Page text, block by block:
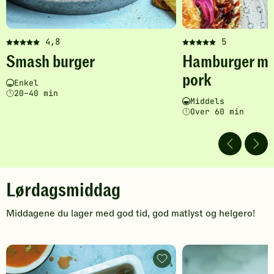
4,8
Denne
oppskriften
fått
5
din
vurdering.
Smash burger
Vanskelighetsgrad
Enkel
Tilberedningstid
20–40 min
5
Denne
oppskriften
fått
5
av
stjerner.
vurdering.
Hamburger
pork
Vanskelighetsgrad
Middels
Tilberedningstid
Over 60 min
Lørdagsmiddag
Middagene du lager med god tid, god matlyst og helgero!
l
ø
Birria
taco